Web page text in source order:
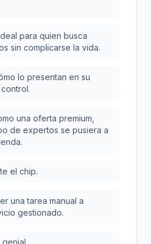
para quien busca
sin complicarse la vida.
lo presentan en su
una oferta premium,
de expertos se pusiera a
el chip.
una tarea manual a
gestionado.